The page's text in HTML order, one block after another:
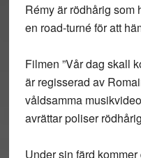
Rémy är rödhårig som
en road-turné för att
Filmen ”Vår dag skall
är regisserad av
våldsamma
avrättar poliser
Under sin färd